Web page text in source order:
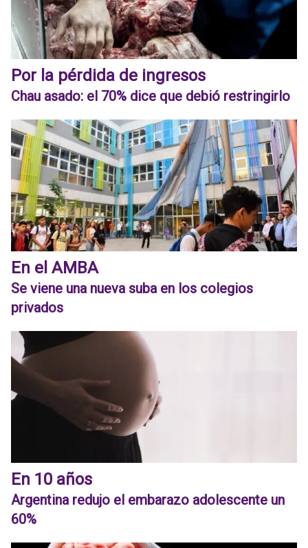
Por la pérdida de ingresos
Chau asado: el 70% dice que debió restringirlo
En el AMBA
Se viene una nueva suba en los colegios
privados
En 10 años
Argentina redujo el embarazo adolescente un
60%